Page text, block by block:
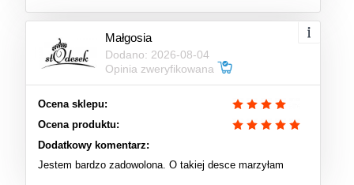
Małgosia
Dodano: 2026-08-04
Opinia zweryfikowana
Ocena sklepu:
Ocena produktu:
Dodatkowy komentarz:
Jestem bardzo zadowolona. O takiej desce marzyłam